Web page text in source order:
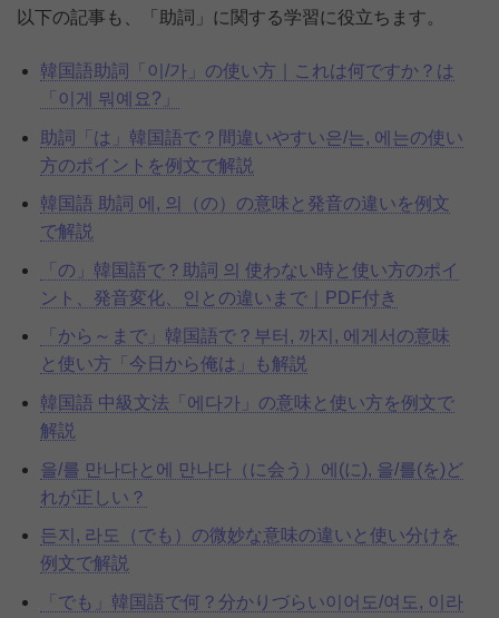
以下の記事も、「助詞」に関する学習に役立ちます。
韓国語助詞「이/가」の使い方｜これは何ですか？は
「이게 뭐예요?」
助詞「は」韓国語で？間違いやすい은/는, 에는の使い
方のポイントを例文で解説
韓国語 助詞 에, 의（の）の意味と発音の違いを例文
で解説
「の」韓国語で？助詞 의 使わない時と使い方のポイ
ント、発音変化、인との違いまで｜PDF付き
「から～まで」韓国語で？부터, 까지, 에게서の意味
と使い方「今日から俺は」も解説
韓国語 中級文法「에다가」の意味と使い方を例文で
解説
을/를 만나다と에 만나다（に会う）에(に), 을/를(を)ど
れが正しい？
든지, 라도（でも）の微妙な意味の違いと使い分けを
例文で解説
「でも」韓国語で何？分かりづらい이어도/여도, 이라